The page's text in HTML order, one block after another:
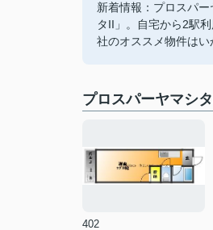
新着情報：プロスパ
タII」。自宅から2駅
社のオススメ物件は
プロスパーヤマシ
402